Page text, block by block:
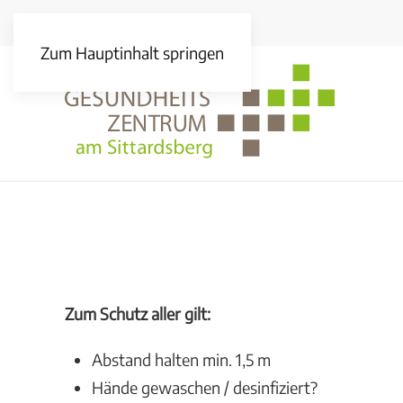
Zum Hauptinhalt springen
Zum Schutz aller gilt:
Abstand halten min. 1,5 m
Hände gewaschen / desinfiziert?